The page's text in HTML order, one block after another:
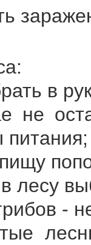
в
не
питания;
лесу
-